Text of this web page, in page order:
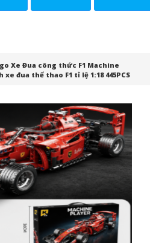
Xe Đua công thức F1 Machine
xe đua thể thao F1 tỉ lệ 1:18 445PCS